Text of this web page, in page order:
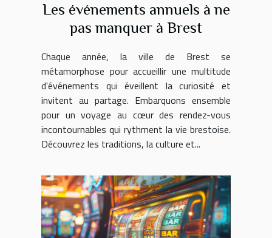
Les événements annuels à ne
pas manquer à Brest
Chaque année, la ville de Brest se
métamorphose pour accueillir une multitude
d'événements qui éveillent la curiosité et
invitent au partage. Embarquons ensemble
pour un voyage au cœur des rendez-vous
incontournables qui rythment la vie brestoise.
Découvrez les traditions, la culture et...